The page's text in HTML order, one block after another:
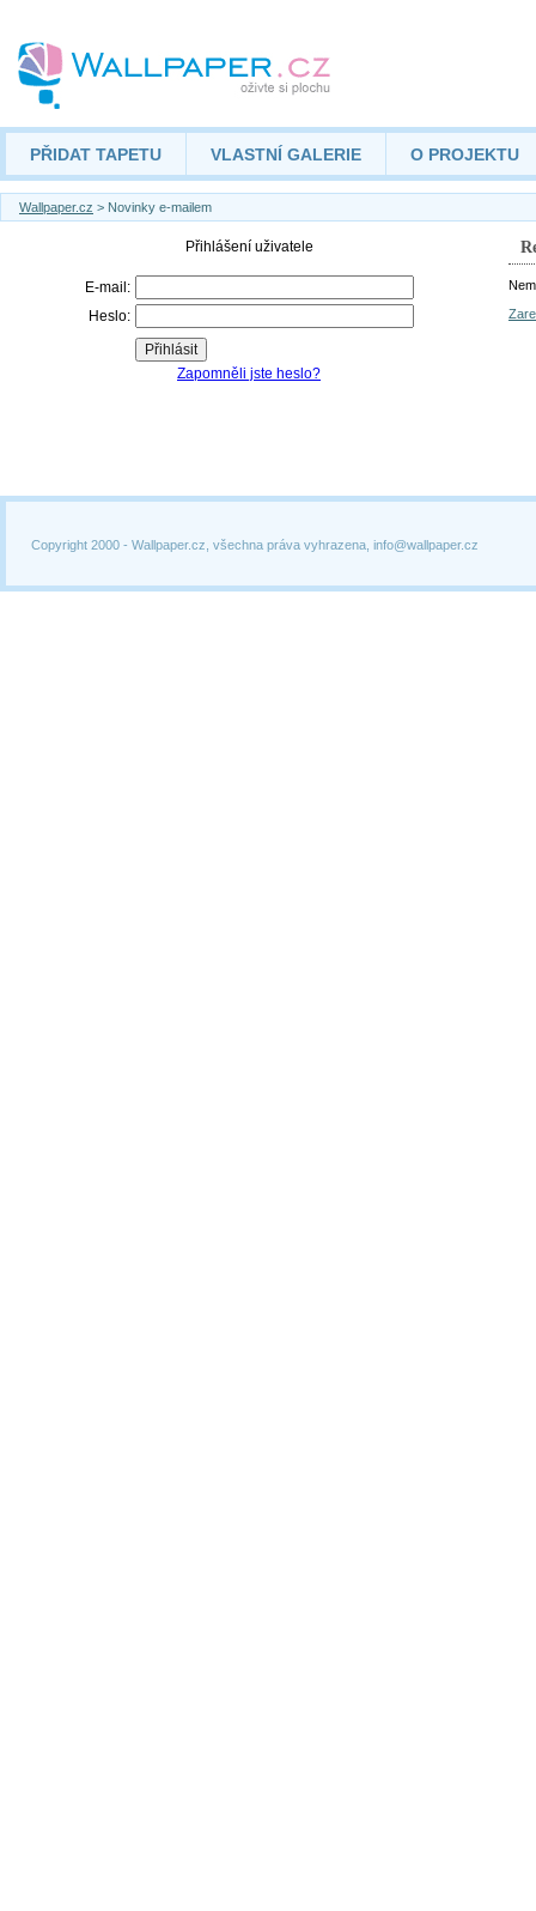
PŘIDAT TAPETU VLASTNÍ GALERIE O PROJEKTU
Wallpaper.cz > Novinky e-mailem
Copyright 2000 - Wallpaper.cz, všechna práva vyhrazena, info@wallpaper.cz